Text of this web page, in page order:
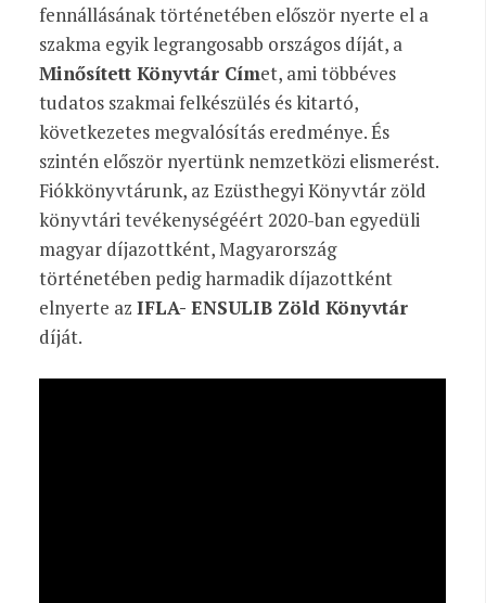
fennállásának történetében először nyerte el a
szakma egyik legrangosabb országos díját, a
Minősített Könyvtár Címet, ami többéves
tudatos szakmai felkészülés és kitartó,
következetes megvalósítás eredménye. És
szintén először nyertünk nemzetközi elismerést.
Fiókkönyvtárunk, az Ezüsthegyi Könyvtár zöld
könyvtári tevékenységéért 2020-ban egyedüli
magyar díjazottként, Magyarország
történetében pedig harmadik díjazottként
elnyerte az IFLA- ENSULIB Zöld Könyvtár
díját.